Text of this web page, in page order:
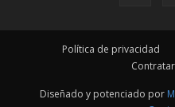
Política de privacidad
Diseñado y potenciado por